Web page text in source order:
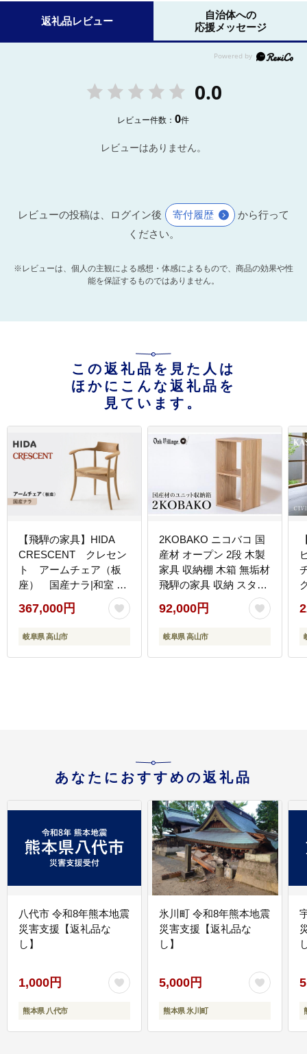
返礼品レビュー
自治体への
応援メッセージ
0.0
レビュー件数：0件
レビューはありません。
レビューの投稿は、ログイン後 寄付履歴
から行って
ください。
※レビューは、個人の主観による感想・体感によるもので、商品の効果や性
能を保証するものではありません。
この返礼品を見た人は
ほかにこんな返礼品を
見ています。
【飛騨の家具】HIDA
CRESCENT クレセン
ト アームチェア（板
座） 国産ナラ|和室 洋
室 チェア イス インテリ
ア 飛騨高山 飛騨産業
(株) CG077
367,000円
岐阜県 高山市
2KOBAKO ニコバコ 国
産材 オープン 2段 木製
家具 収納棚 木箱 無垢材
飛騨の家具 収納 スタッ
キング シンプル ラック
おしゃれ 人気 おすすめ
新生活【オークヴィレ
92,000円
岐阜県 高山市
あなたにおすすめの返礼品
八代市 令和8年熊本地震
災害支援【返礼品な
し】
1,000円
熊本県 八代市
氷川町 令和8年熊本地震
災害支援【返礼品な
し】
5,000円
熊本県 氷川町